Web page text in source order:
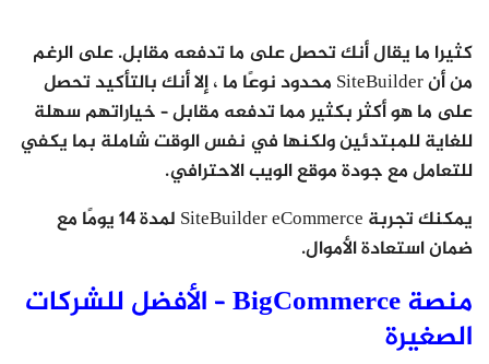
كثيرا ما يقال أنك تحصل على ما تدفعه مقابل. على الرغم
من أن SiteBuilder محدود نوعًا ما ، إلا أنك بالتأكيد تحصل
على ما هو أكثر بكثير مما تدفعه مقابل – خياراتهم سهلة
للغاية للمبتدئين ولكنها في نفس الوقت شاملة بما يكفي
للتعامل مع جودة موقع الويب الاحترافي.
يمكنك تجربة SiteBuilder eCommerce لمدة 14 يومًا مع
ضمان استعادة الأموال.
منصة BigCommerce – الأفضل للشركات
الصغيرة